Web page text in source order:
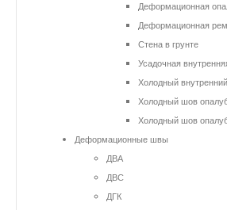
Деформационная
Деформационная
Стена в грунте
Усадочная
Холодный
Холодный шов
Холодный шов
Деформационные швы
ДВА
ДВС
ДГК